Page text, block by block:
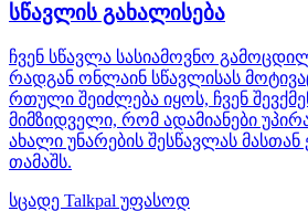
სწავლის გახალისება
ჩვენ სწავლა სასიამოვნო
რადგან ონლაინ სწავლისას
რთული შეიძლება იყოს, ჩვენ
მიმზიდველი, რომ ადამიანები
ახალი უნარების შესწავლას
თამაშს.
სცადე Talkpal უფასოდ